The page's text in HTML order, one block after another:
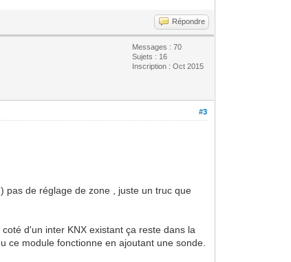
Répondre
Messages : 70
Sujets : 16
Inscription : Oct 2015
#3
pas de réglage de zone , juste un truc que
d'un inter KNX existant ça reste dans la
ce module fonctionne en ajoutant une sonde.